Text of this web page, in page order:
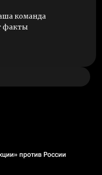
команда
факты
против России